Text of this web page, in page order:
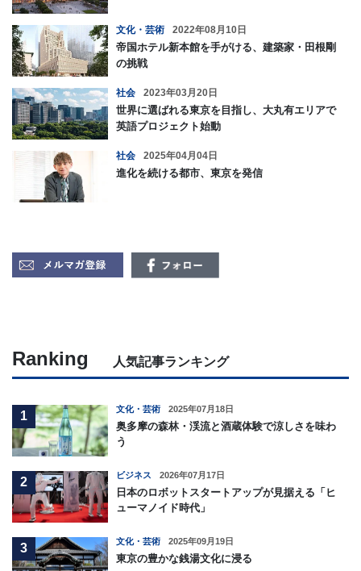
文化・芸術 2022年08月10日
帝国ホテル新本館を手がける、建築家・田根剛
の挑戦
社会 2023年03月20日
世界に選ばれる東京を目指し、大丸有エリアで
英語プロジェクト始動
社会 2025年04月04日
進化を続ける都市、東京を発信
Ranking 人気記事ランキング
1
文化・芸術 2025年07月18日
奥多摩の森林・渓流と酒蔵体験で涼しさを味わ
う
2
ビジネス 2026年07月17日
日本のロボットスタートアップが見据える「ヒ
ューマノイド時代」
3
文化・芸術 2025年09月19日
東京の豊かな銭湯文化に浸る